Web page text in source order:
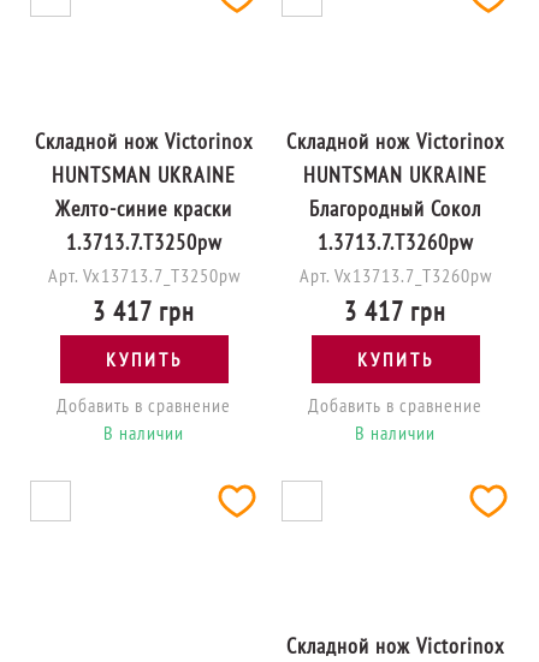
Складной нож Victorinox
HUNTSMAN UKRAINE
Желто-синие краски
1.3713.7.T3250pw
Арт. Vx13713.7_T3250pw
3 417 грн
КУПИТЬ
Добавить в сравнение
В наличии
Складной нож Victorinox
HUNTSMAN UKRAINE
Благородный Сокол
1.3713.7.T3260pw
Арт. Vx13713.7_T3260pw
3 417 грн
КУПИТЬ
Добавить в сравнение
В наличии
Складной нож Victorinox